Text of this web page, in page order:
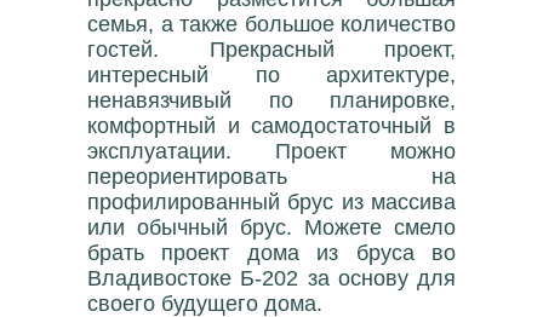
семья, а также большое количество
гостей. Прекрасный проект,
интересный по архитектуре,
ненавязчивый по планировке,
комфортный и самодостаточный в
эксплуатации. Проект можно
переориентировать на
профилированный брус из массива
или обычный брус. Можете смело
брать проект дома из бруса во
Владивостоке Б-202 за основу для
своего будущего дома.